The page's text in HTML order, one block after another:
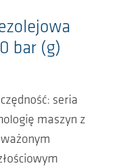
bar (g)
seria
maszyn z